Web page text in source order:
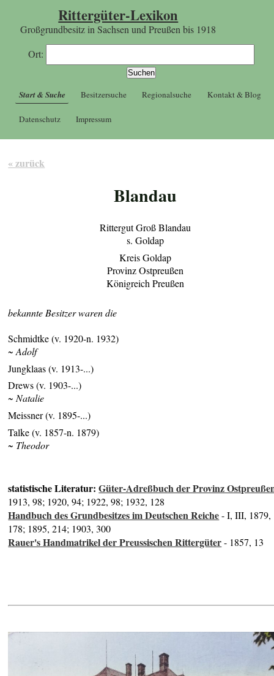
Rittergüter-Lexikon
Großgrundbesitz in Sachsen und Preußen bis 1918
Ort:
Start & Suche Besitzersuche Regionalsuche Kontakt & Blog
Datenschutz Impressum
« zurück
Blandau
Rittergut Groß Blandau
s. Goldap
Kreis Goldap
Provinz Ostpreußen
Königreich Preußen
bekannte Besitzer waren die
Schmidtke (v. 1920-n. 1932)
~ Adolf
Jungklaas (v. 1913-...)
Drews (v. 1903-...)
~ Natalie
Meissner (v. 1895-...)
Talke (v. 1857-n. 1879)
~ Theodor
statistische Literatur:Güter-Adreßbuch der Provinz
1913, 98; 1920, 94; 1922, 98; 1932, 128
Handbuch des Grundbesitzes im Deutschen Reiche- I, III, 1879,
178; 1895, 214; 1903, 300
Rauer's Handmatrikel der Preussischen Rittergüter- 1857, 13